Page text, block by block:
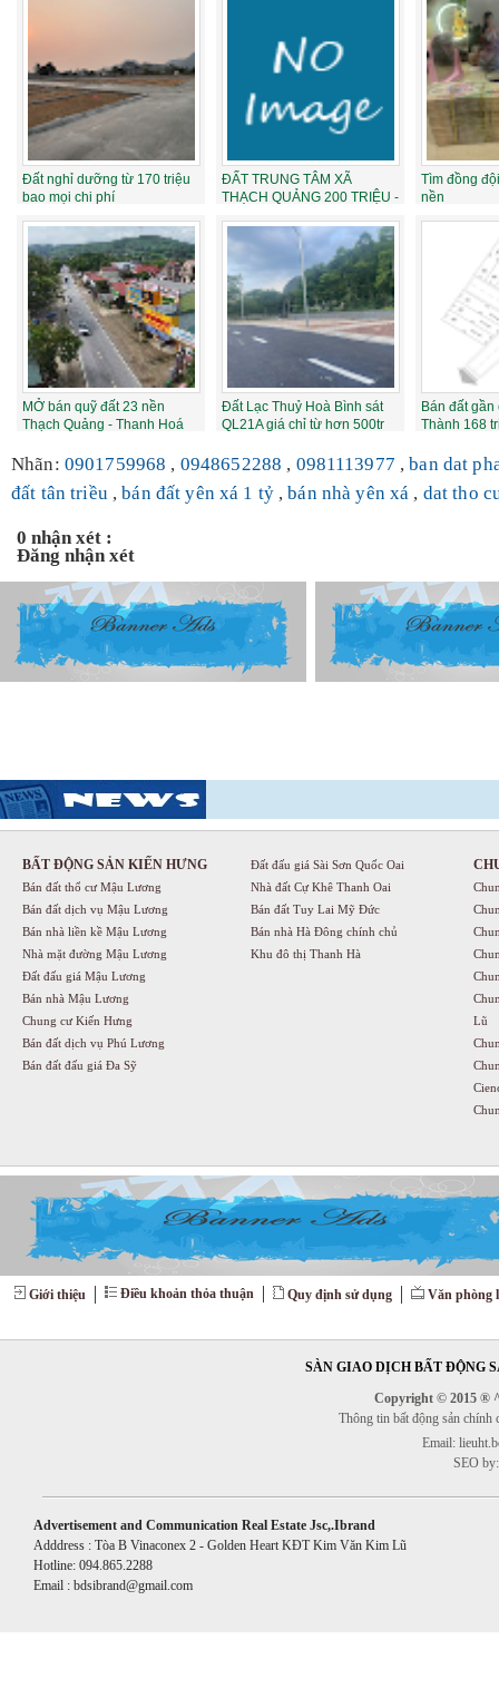
Đất nghỉ dưỡng từ 170 triệu
bao mọi chi phí
ĐẤT TRUNG TÂM XÃ
THẠCH QUẢNG 200 TRIỆU -
Tìm đồng
nền
MỞ bán quỹ đất 23 nền
Thạch Quảng - Thanh Hoá
Đất Lạc Thuỷ Hoà Bình sát
QL21A giá chỉ từ hơn 500tr
Bán đất
Thành 168
Nhãn: 0901759968 , 0948652288 , 0981113977 ,ban dat
đất tân triều ,bán đất yên xá 1 tỷ ,bán nhà yên xá , dat tho
0 nhận xét :
Đăng nhận xét
BẤT ĐỘNG SẢN KIẾN HƯNG
Bán đất thổ cư Mậu Lương
Bán đất dịch vụ Mậu Lương
Bán nhà liền kề Mậu Lương
Nhà mặt đường Mậu Lương
Đất đấu giá Mậu Lương
Bán nhà Mậu Lương
Chung cư Kiến Hưng
Bán đất dịch vụ Phú Lương
Bán đất đấu giá Đa Sỹ
Đất đấu giá Sài Sơn Quốc Oai
Nhà đất Cự Khê Thanh Oai
Bán đất Tuy Lai Mỹ Đức
Bán nhà Hà Đông chính chủ
Khu đô thị Thanh Hà
Lũ
Giới thiệu Điều khoản thỏa thuận Quy định sử dụng Văn phòng
SÀN GIAO DỊCH BẤT ĐỘNG
Copyright © 2015 ®
Thông tin bất động sản
Email:
SEO
Advertisement and Communication Real Estate Jsc,.Ibrand
Adddress : Tòa B Vinaconex 2 - Golden Heart KĐT Kim Văn Kim Lũ
Hotline: 094.865.2288
Email : bdsibrand@gmail.com